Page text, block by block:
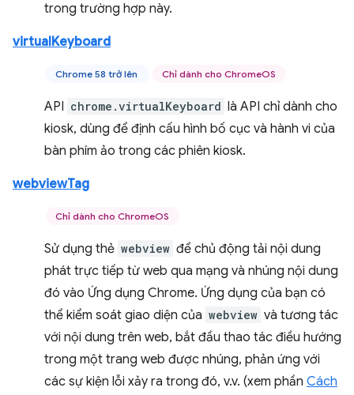
trong trường hợp này.
virtualKeyboard
Chrome 58 trở lên Chỉ dành cho ChromeOS
API chrome.virtualKeyboard là API chỉ dành cho
kiosk, dùng để định cấu hình bố cục và hành vi của
bàn phím ảo trong các phiên kiosk.
webviewTag
Chỉ dành cho ChromeOS
Sử dụng thẻ webview để chủ động tải nội dung
phát trực tiếp từ web qua mạng và nhúng nội dung
đó vào Ứng dụng Chrome. Ứng dụng của bạn có
thể kiểm soát giao diện của webview và tương tác
với nội dung trên web, bắt đầu thao tác điều hướng
trong một trang web được nhúng, phản ứng với
các sự kiện lỗi xảy ra trong đó, v.v. (xem phần Cách